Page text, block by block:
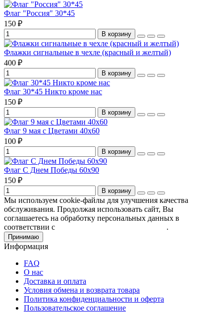
Флаг "Россия" 30*45
150 ₽
В корзину
Флажки сигнальные в чехле (красный и желтый)
400 ₽
В корзину
Флаг 30*45 Никто кроме нас
150 ₽
В корзину
Флаг 9 мая с Цветами 40х60
100 ₽
В корзину
Флаг С Днем Победы 60х90
150 ₽
В корзину
Мы используем cookie-файлы для улучшения качества
обслуживания. Продолжая использовать сайт, Вы
соглашаетесь на обработку персональных данных в
соответствии с
.
Принимаю
Информация
FAQ
О нас
Доставка и оплата
Условия обмена и возврата товара
Политика конфиденциальности и оферта
Пользовательское соглашение